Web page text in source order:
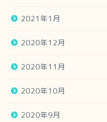
2021年1月
2020年12月
2020年11月
2020年10月
2020年9月